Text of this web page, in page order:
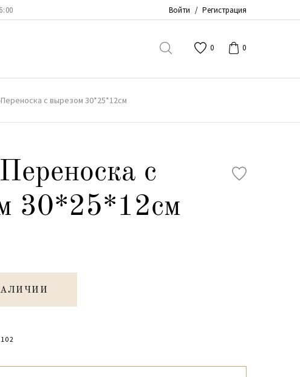
Войти / Регистрация
0 0
с вырезом 30*25*12см
с
30*25*12см